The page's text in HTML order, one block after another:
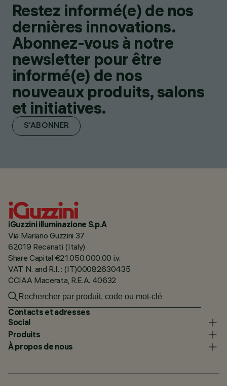
Restez informé(e) de nos
dernières innovations.
Abonnez-vous à notre
newsletter pour être
informé(e) de nos
nouveaux produits, salons
et initiatives.
S'ABONNER
iGuzzini illuminazione S.p.A
Via Mariano Guzzini 37
62019 Recanati (Italy)
Share Capital €21.050.000,00 i.v.
VAT N. and R.I. : (IT)00082630435
CCIAA Macerata, R.E.A. 40632
Contacts et adresses
Social
Produits
À propos de nous